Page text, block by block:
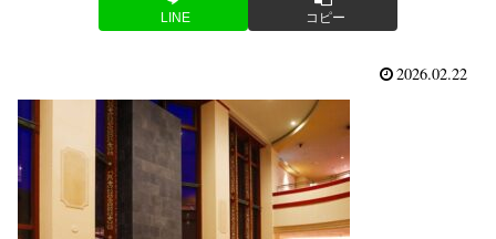
LINE コピー
2026.02.22